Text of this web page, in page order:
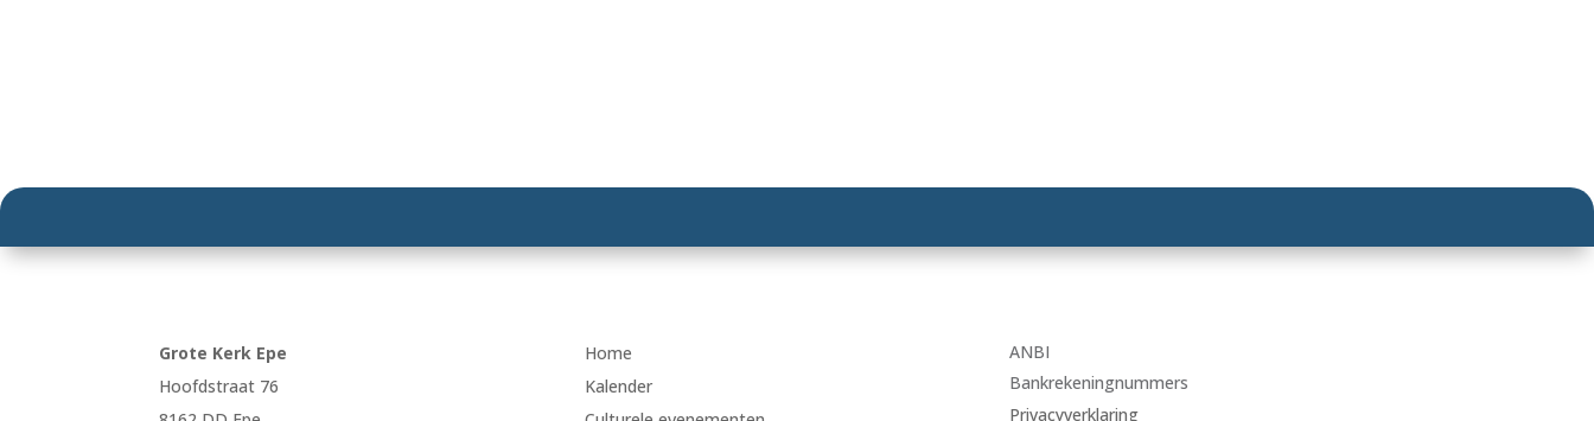
Grote Kerk Epe
Hoofdstraat 76
Home
Kalender
ANBI
Bankrekeningnummers
Privacyverklaring